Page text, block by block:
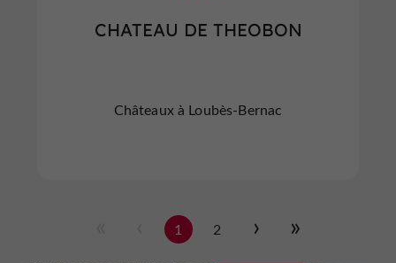
CHATEAU DE THEOBON
Châteaux à Loubès-Bernac
1 2